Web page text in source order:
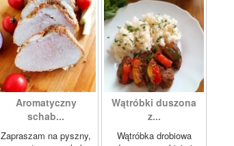
Aromatyczny
schab...
Zapraszam na pyszny,
Wątróbki duszona
z...
Wątróbka drobiowa